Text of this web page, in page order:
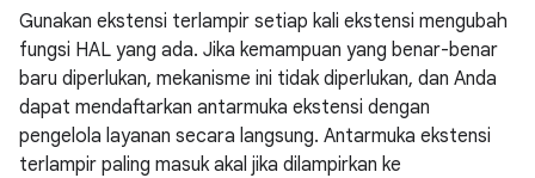
Gunakan ekstensi terlampir setiap kali ekstensi mengubah
fungsi HAL yang ada. Jika kemampuan yang benar-benar
baru diperlukan, mekanisme ini tidak diperlukan, dan Anda
dapat mendaftarkan antarmuka ekstensi dengan
pengelola layanan secara langsung. Antarmuka ekstensi
terlampir paling masuk akal jika dilampirkan ke